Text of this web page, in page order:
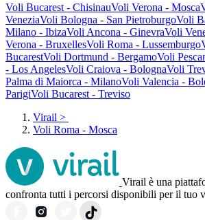
Voli Bucarest - ChisinauVoli Verona - Mosca
VeneziaVoli Bologna - San PietroburgoVoli
Milano - IbizaVoli Ancona - GinevraVoli
Verona - BruxellesVoli Roma - Lussemburgo
BucarestVoli Dortmund - BergamoVoli
- Los AngelesVoli Craiova - BolognaVoli
Palma di Maiorca - MilanoVoli Valencia -
ParigiVoli Bucarest - Treviso
Virail >
Voli Roma - Mosca
Virail è una
confronta tutti i percorsi disponibili per il tuo